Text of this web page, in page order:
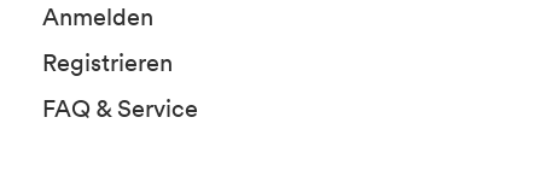
Anmelden
Registrieren
FAQ & Service